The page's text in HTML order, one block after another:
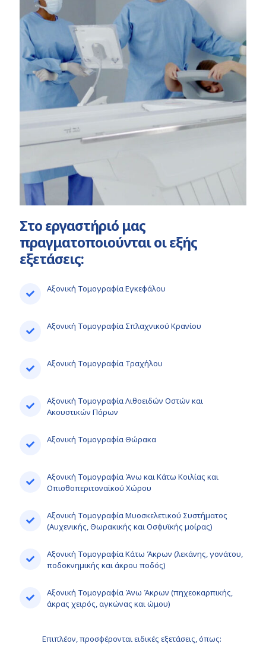
Στο εργαστήριό μας
πραγματοποιούνται οι εξής
εξετάσεις:
Αξονική Τομογραφία Εγκεφάλου
Αξονική Τομογραφία Σπλαχνικού Κρανίου
Αξονική Τομογραφία Τραχήλου
Αξονική Τομογραφία Λιθοειδών Οστών και
Ακουστικών Πόρων
Αξονική Τομογραφία Θώρακα
Αξονική Τομογραφία Άνω και Κάτω Κοιλίας και
Οπισθοπεριτοναϊκού Χώρου
Αξονική Τομογραφία Μυοσκελετικού Συστήματος
(Αυχενικής, Θωρακικής και Οσφυϊκής μοίρας)
Αξονική Τομογραφία Κάτω Άκρων (λεκάνης, γονάτου,
ποδοκνημικής και άκρου ποδός)
Αξονική Τομογραφία Άνω Άκρων (πηχεοκαρπικής,
άκρας χειρός, αγκώνας και ώμου)
Επιπλέον, προσφέρονται ειδικές εξετάσεις, όπως: